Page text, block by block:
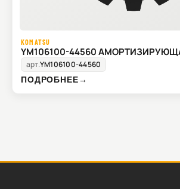
KOMATSU
YM106100-44560
арт.YM106100-44560
ПОДРОБНЕЕ→